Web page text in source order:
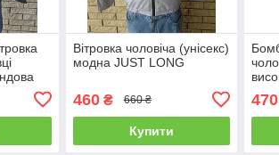
Вітровка чоловіча (унісекс)
модна JUST LONG
460₴ 660 ₴
Купити
470